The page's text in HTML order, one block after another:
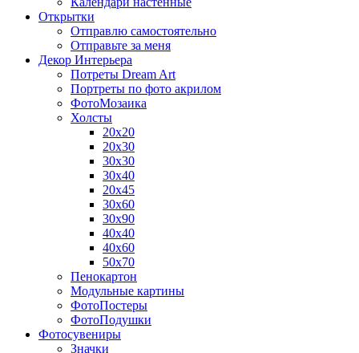
Открытки
Отправлю самостоятельно
Отправьте за меня
Декор Интерьера
Потреты Dream Art
Портреты по фото акрилом
ФотоМозаика
Холсты
20х20
20х30
30х30
30х40
20х45
30х60
30х90
40х40
40х60
50х70
Пенокартон
Модульные картины
ФотоПостеры
ФотоПодушки
Фотоcувениры
Значки